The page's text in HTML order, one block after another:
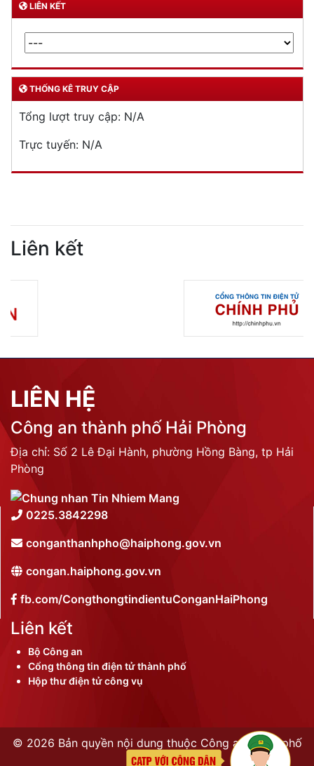
LIÊN KẾT
THỐNG KÊ TRUY CẬP
Tổng lượt truy cập: N/A
Trực tuyến: N/A
Liên kết
LIÊN HỆ
Công an thành phố Hải Phòng
Địa chỉ: Số 2 Lê Đại Hành, phường Hồng Bàng, tp Hải
Phòng
0225.3842298
conganthanhpho@haiphong.gov.vn
congan.haiphong.gov.vn
fb.com/CongthongtindientuConganHaiPhong
Liên kết
Bộ Công an
Cổng thông tin điện tử thành phố
Hộp thư điện tử công vụ
© 2026 Bản quyền nội dung thuộc Công an thành phố
Hải Phòng